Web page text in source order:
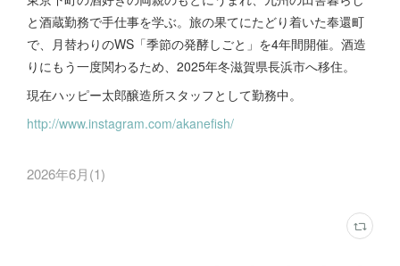
と酒蔵勤務で手仕事を学ぶ。旅の果てにたどり着いた奉還町
で、月替わりのWS「季節の発酵しごと」を4年間開催。酒造
りにもう一度関わるため、2025年冬滋賀県長浜市へ移住。
現在ハッピー太郎醸造所スタッフとして勤務中。
http://www.instagram.com/akanefish/
2026年6月(1)